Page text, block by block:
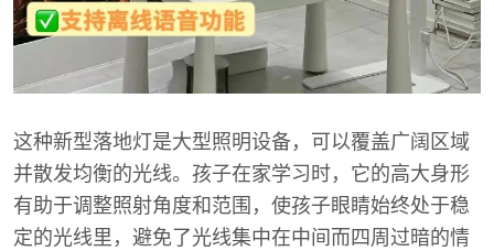
这种新型落地灯是大型照明设备，可以覆盖广阔区域
并散发均衡的光线。孩子在家学习时，它的高大身形
有助于调整照射角度和范围，使孩子眼睛始终处于稳
定的光线里，避免了光线集中在中间而四周过暗的情